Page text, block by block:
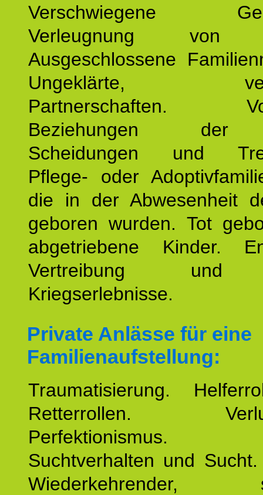
Verschwiegene
Verleugnung von
Ausgeschlossene
Ungeklärte,
Partnerschaften.
Beziehungen der
Scheidungen und
Pflege- oder
die in der Abwesenheit
geboren wurden. Tot
abgetriebene Kinder.
Vertreibung und
Kriegserlebnisse.
Private Anlässe für eine
Familienaufstellung:
Traumatisierung.
Retterrollen.
Perfektionismus.
Suchtverhalten und
Wiederkehrender,